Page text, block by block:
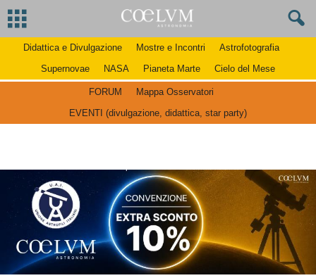
Didattica e Divulgazione Mostre e Incontri
Astrofotografia
Supernovae
NASA Pianeta Marte Cielo del Mese
FORUM
Mappa Osservatori
EVENTI (divulgazione, didattica, star party)